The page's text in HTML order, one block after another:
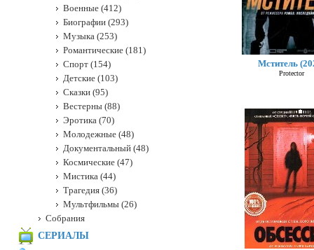
Мститель
Protector
Военные (412)
Биографии (293)
Музыка (253)
Романтические (181)
Спорт (154)
Детские (103)
Сказки (95)
Вестерны (88)
Эротика (70)
Молодежные (48)
Документальный (48)
Космические (47)
Мистика (44)
Трагедия (36)
Мультфильмы (26)
Собрания
СЕРИАЛЫ